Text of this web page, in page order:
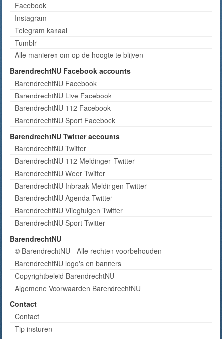
Facebook
Instagram
Telegram kanaal
Tumblr
Alle manieren om op de hoogte te blijven
BarendrechtNU Facebook accounts
BarendrechtNU Facebook
BarendrechtNU Live Facebook
BarendrechtNU 112 Facebook
BarendrechtNU Sport Facebook
BarendrechtNU Twitter accounts
BarendrechtNU Twitter
BarendrechtNU 112 Meldingen Twitter
BarendrechtNU Weer Twitter
BarendrechtNU Inbraak Meldingen Twitter
BarendrechtNU Agenda Twitter
BarendrechtNU Vliegtuigen Twitter
BarendrechtNU Sport Twitter
BarendrechtNU
© BarendrechtNU - Alle rechten voorbehouden
BarendrechtNU logo's en banners
Copyrightbeleid BarendrechtNU
Algemene Voorwaarden BarendrechtNU
Contact
Contact
Tip insturen